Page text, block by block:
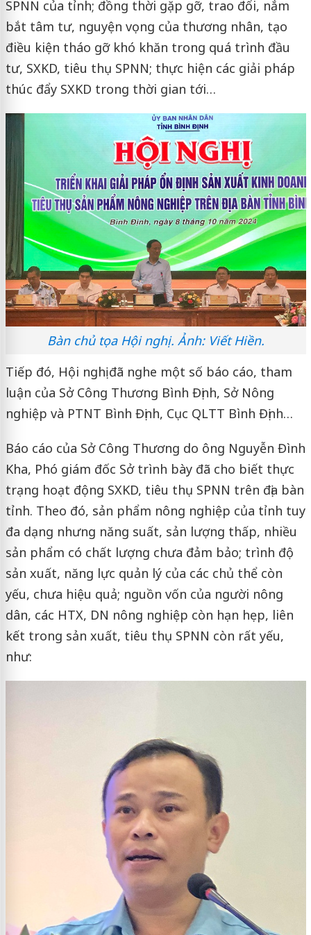
SPNN của tỉnh; đồng thời gặp gỡ, trao đổi, nắm
bắt tâm tư, nguyện vọng của thương nhân, tạo
điều kiện tháo gỡ khó khăn trong quá trình đầu
tư, SXKD, tiêu thụ SPNN; thực hiện các giải pháp
thúc đẩy SXKD trong thời gian tới…
Bàn chủ tọa Hội nghị. Ảnh: Viết Hiền.
Tiếp đó, Hội nghị đã nghe một số báo cáo, tham
luận của Sở Công Thương Bình Định, Sở Nông
nghiệp và PTNT Bình Định, Cục QLTT Bình Định…
Báo cáo của Sở Công Thương do ông Nguyễn Đình
Kha, Phó giám đốc Sở trình bày đã cho biết thực
trạng hoạt động SXKD, tiêu thụ SPNN trên địa bàn
tỉnh. Theo đó, sản phẩm nông nghiệp của tỉnh tuy
đa dạng nhưng năng suất, sản lượng thấp, nhiều
sản phẩm có chất lượng chưa đảm bảo; trình độ
sản xuất, năng lực quản lý của các chủ thể còn
yếu, chưa hiệu quả; nguồn vốn của người nông
dân, các HTX, DN nông nghiệp còn hạn hẹp, liên
kết trong sản xuất, tiêu thụ SPNN còn rất yếu,
như: